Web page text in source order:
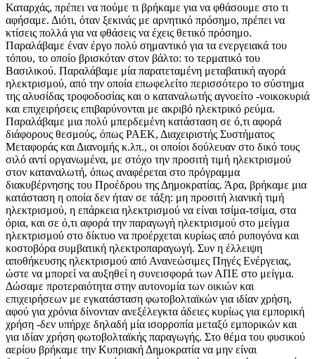
Καταρχάς, πρέπει να πούμε τι βρήκαμε για να φθάσουμε στο τι
αφήσαμε. Διότι, όταν ξεκινάς με αρνητικό πρόσημο, πρέπει να
κτίσεις πολλά για να φθάσεις να έχεις θετικό πρόσημο.
Παραλάβαμε έναν έργο πολύ σημαντικό για τα ενεργειακά του
τόπου, το οποίο βρισκόταν στον βάλτο: το τερματικό του
Βασιλικού. Παραλάβαμε μία παρατεταμένη μεταβατική αγορά
ηλεκτρισμού, από την οποία επωφελείτο περισσότερο το σύστημα
της αλυσίδας τροφοδοσίας και ο καταναλωτής αγνοείτο -νοικοκυριά
και επιχειρήσεις επιβαρύνονται με ακριβό ηλεκτρικό ρεύμα.
Παραλάβαμε μια πολύ μπερδεμένη κατάσταση σε ό,τι αφορά
διάφορους θεσμούς, όπως ΡΑΕΚ, Διαχειριστής Συστήματος
Μεταφοράς και Διανομής κ.λπ., οι οποίοι δούλευαν στο δικό τους
σιλό αντί οργανωμένα, με στόχο την προσιτή τιμή ηλεκτρισμού
στον καταναλωτή, όπως αναφέρεται στο πρόγραμμα
διακυβέρνησης του Προέδρου της Δημοκρατίας. Άρα, βρήκαμε μια
κατάσταση η οποία δεν ήταν σε τάξη: μη προσιτή λιανική τιμή
ηλεκτρισμού, η επάρκεια ηλεκτρισμού να είναι τσίμα-τσίμα, στα
όρια, και σε ό,τι αφορά την παραγωγή ηλεκτρισμού στο μείγμα
ηλεκτρισμού στο δίκτυο να προέρχεται κυρίως από ρυπογόνα και
κοστοβόρα συμβατική ηλεκτροπαραγωγή. Συν η έλλειψη
αποθήκευσης ηλεκτρισμού από Ανανεώσιμες Πηγές Ενέργειας,
ώστε να μπορεί να αυξηθεί η συνεισφορά των ΑΠΕ στο μείγμα.
Δώσαμε προτεραιότητα στην αυτονομία των οικιών και
επιχειρήσεων με εγκατάσταση φωτοβολταϊκών για ιδίαν χρήση,
αφού για χρόνια δίνονταν ανεξέλεγκτα άδειες κυρίως για εμπορική
χρήση -δεν υπήρχε δηλαδή μία ισορροπία μεταξύ εμπορικών και
για ιδίαν χρήση φωτοβολταϊκής παραγωγής. Στο θέμα του φυσικού
αερίου βρήκαμε την Κυπριακή Δημοκρατία να μην είναι